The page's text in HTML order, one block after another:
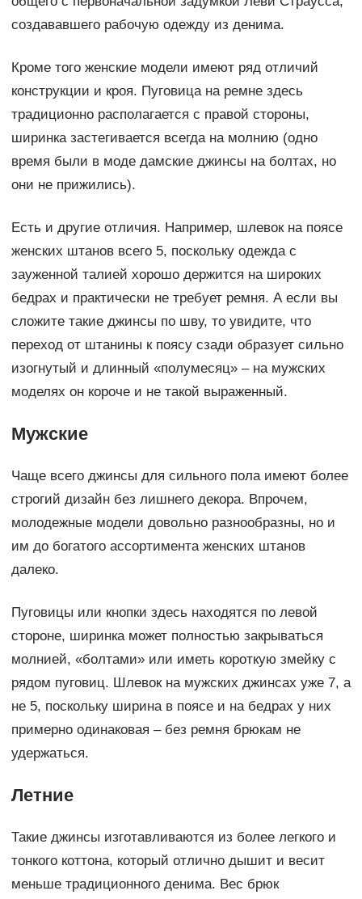
создававшего рабочую одежду из денима.
Кроме того женские модели имеют ряд отличий
конструкции и кроя. Пуговица на ремне здесь
традиционно располагается с правой стороны,
ширинка застегивается всегда на молнию (одно
время были в моде дамские джинсы на болтах, но
они не прижились).
Есть и другие отличия. Например, шлевок на поясе
женских штанов всего 5, поскольку одежда с
зауженной талией хорошо держится на широких
бедрах и практически не требует ремня. А если вы
сложите такие джинсы по шву, то увидите, что
переход от штанины к поясу сзади образует сильно
изогнутый и длинный «полумесяц» – на мужских
моделях он короче и не такой выраженный.
Мужские
Чаще всего джинсы для сильного пола имеют более
строгий дизайн без лишнего декора. Впрочем,
молодежные модели довольно разнообразны, но и
им до богатого ассортимента женских штанов
далеко.
Пуговицы или кнопки здесь находятся по левой
стороне, ширинка может полностью закрываться
молнией, «болтами» или иметь короткую змейку с
рядом пуговиц. Шлевок на мужских джинсах уже 7, а
не 5, поскольку ширина в поясе и на бедрах у них
примерно одинаковая – без ремня брюкам не
удержаться.
Летние
Такие джинсы изготавливаются из более легкого и
тонкого коттона, который отлично дышит и весит
меньше традиционного денима. Вес брюк